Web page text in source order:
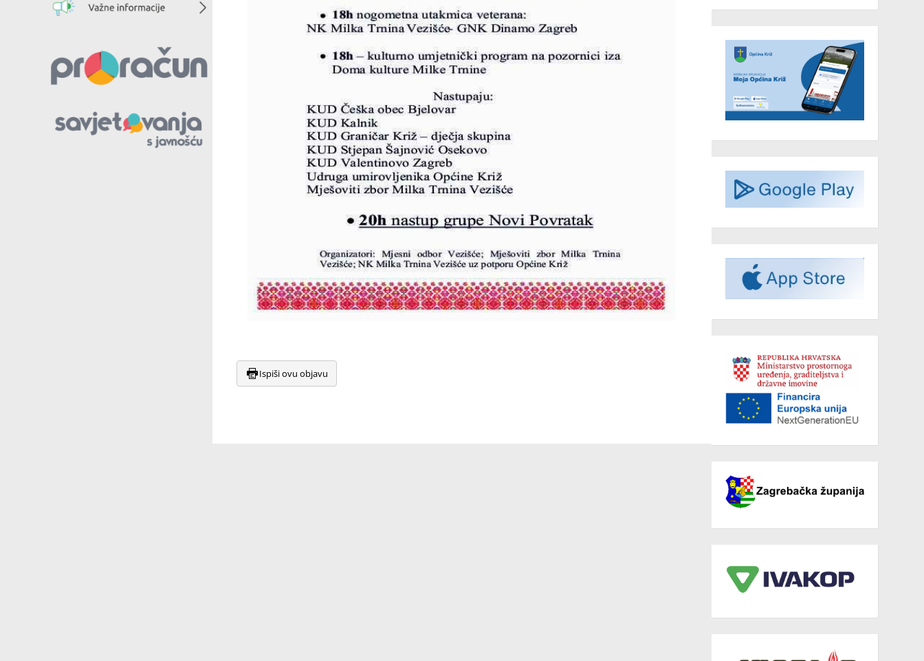
Ispiši ovu objavu